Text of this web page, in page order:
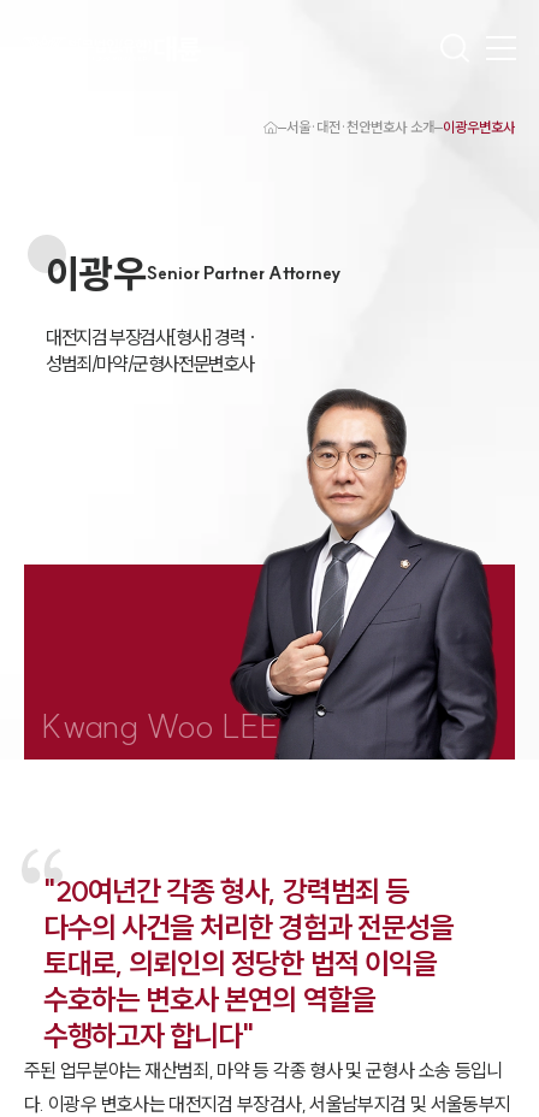
천안이혼전문변호사
천안학교폭력변호사
천안부동산변호사
천안변호사 업무분야
천안변호사 주요 업무사례
서울·대전·천안변호사 소개 이광우변호사
Senior Partner Attorney
이광우
대전지검 부장검사[형사] 경력 ·
성범죄/마약/군형사전문변호사
Kwang Woo LEE
"20여년간 각종 형사, 강력범죄 등
다수의 사건을 처리한 경험과 전문성을
토대로, 의뢰인의 정당한 법적 이익을
수호하는 변호사 본연의 역할을
수행하고자 합니다"
주된 업무분야는 재산범죄, 마약 등 각종 형사 및 군형사 소송 등입니
다. 이광우 변호사는 대전지검 부장검사, 서울남부지검 및 서울동부지